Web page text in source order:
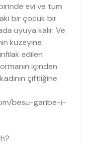
evi ve tüm
bir çocuk bir
uyuya kalır. Ve
kuzeyine
edilen
içinden
çiftliğine
besu-garibe-i-